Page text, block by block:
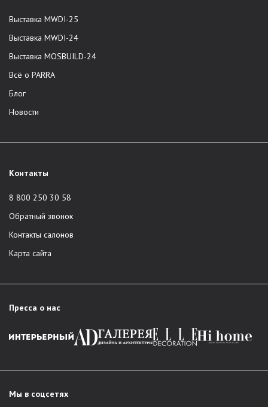
Выставка MWDI-25
Выставка MWDI-24
Выставка MOSBUILD-24
Всё о PARRA
Блог
Новости
Контакты
8 800 250 30 58
Обратный звонок
Контакты салонов
Карта сайта
Пресса о нас
Мы в соцсетях